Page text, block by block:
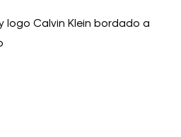
logo Calvin Klein bordado a